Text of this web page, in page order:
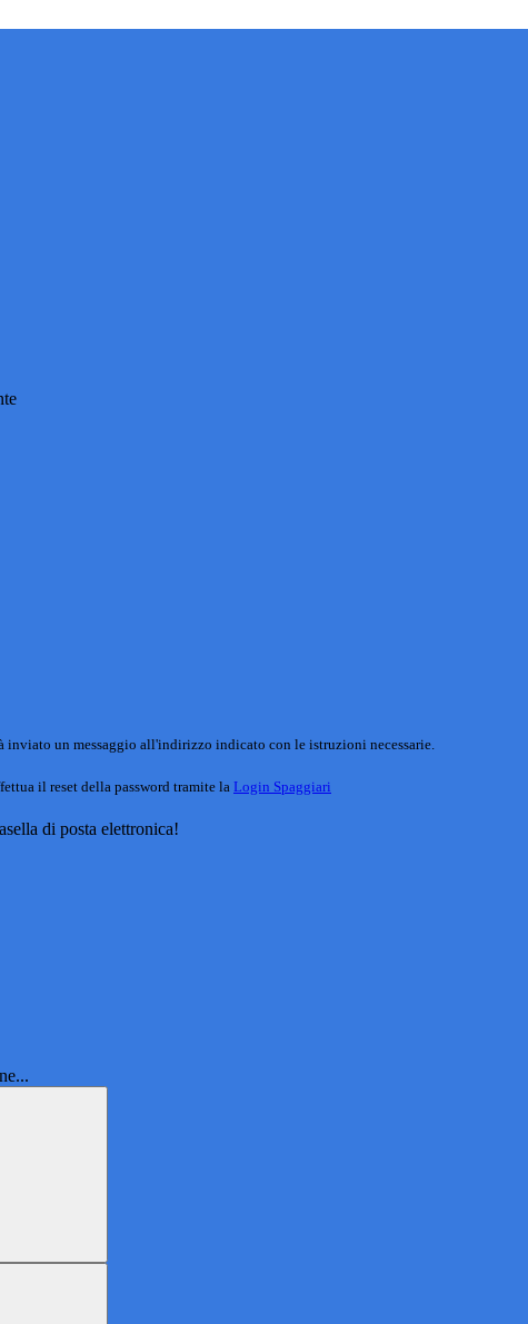
inviato un messaggio all'indirizzo indicato con le istruzioni necessarie.
il reset della password tramite la Login Spaggiari
di posta elettronica!